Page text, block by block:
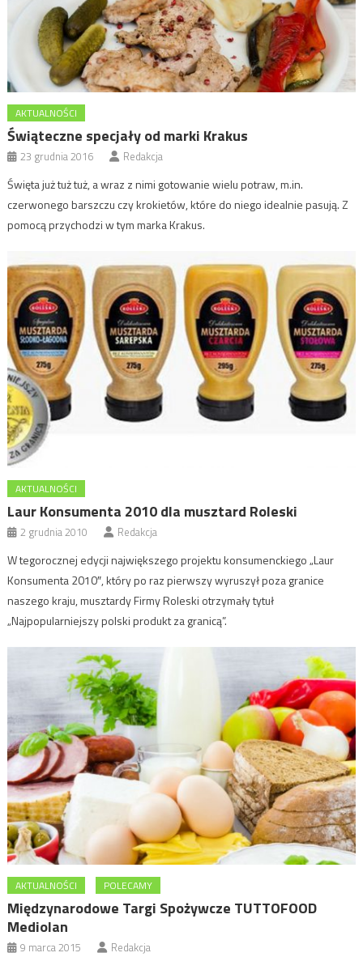
AKTUALNOŚCI
Świąteczne specjały od marki Krakus
23 grudnia 2016 Redakcja
Święta już tuż tuż, a wraz z nimi gotowanie wielu potraw, m.in.
czerwonego barszczu czy krokietów, które do niego idealnie pasują. Z
pomocą przychodzi w tym marka Krakus.
AKTUALNOŚCI
Laur Konsumenta 2010 dla musztard Roleski
2 grudnia 2010 Redakcja
W tegorocznej edycji największego projektu konsumenckiego „Laur
Konsumenta 2010″, który po raz pierwszy wyruszył poza granice
naszego kraju, musztardy Firmy Roleski otrzymały tytuł
„Najpopularniejszy polski produkt za granicą”.
AKTUALNOŚCI POLECAMY
Międzynarodowe Targi Spożywcze TUTTOFOOD
Mediolan
9 marca 2015 Redakcja